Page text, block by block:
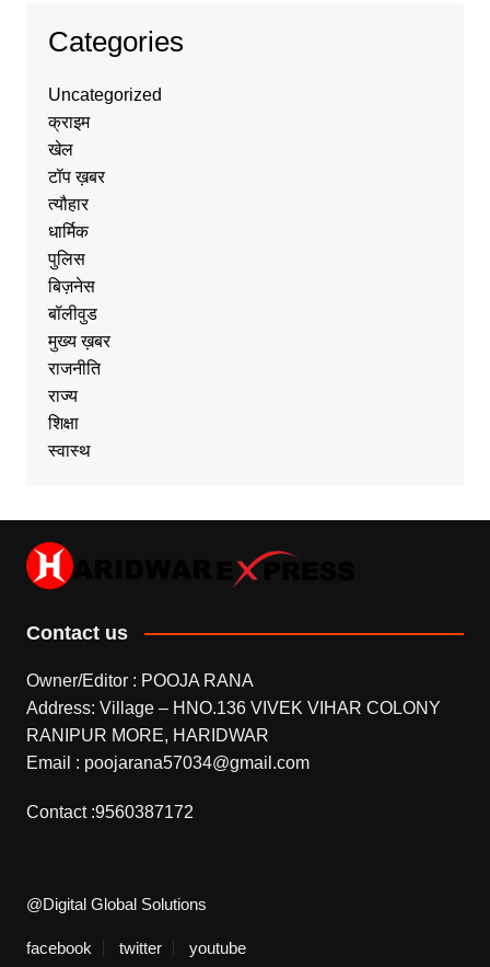
Categories
Uncategorized
क्राइम
खेल
टॉप ख़बर
त्यौहार
धार्मिक
पुलिस
बिज़नेस
बॉलीवुड
मुख्य ख़बर
राजनीति
राज्य
शिक्षा
स्वास्थ
Contact us
Owner/Editor : POOJA RANA
Address: Village – HNO.136 VIVEK VIHAR COLONY
RANIPUR MORE, HARIDWAR
Email : poojarana57034@gmail.com
Contact :9560387172
@Digital Global Solutions
facebook twitter youtube